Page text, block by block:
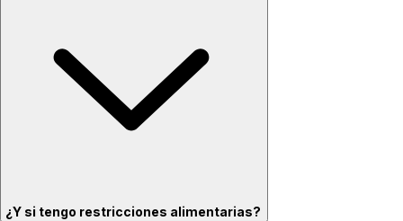
¿Y si tengo restricciones alimentarias?